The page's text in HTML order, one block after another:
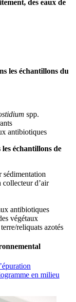
des eaux de
les échantillons du
spp.
antibiotiques
échantillons de
sédimentation
collecteur d’air
antibiotiques
végétaux
reliquats azotés
en milieu